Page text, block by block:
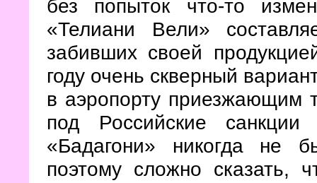
без попыток что-то
«Телиани Вели»
забивших своей
году очень скверный
в аэропорту приезжающим
под Российские
«Бадагони» никогда не
поэтому сложно сказать,